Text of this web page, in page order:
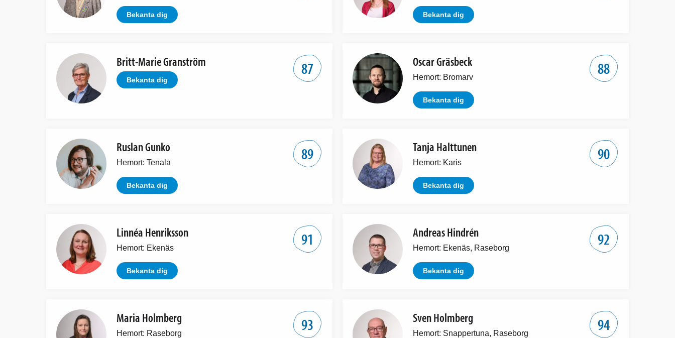
Bekanta dig Bekanta dig
87
Britt-Marie Granström
Bekanta dig
88
Oscar Gräsbeck
Hemort: Bromarv
Bekanta dig
89
Ruslan Gunko
Hemort: Tenala
Bekanta dig
90
Tanja Halttunen
Hemort: Karis
Bekanta dig
91
Linnéa Henriksson
Hemort: Ekenäs
Bekanta dig
92
Andreas Hindrén
Hemort: Ekenäs, Raseborg
Bekanta dig
93
Maria Holmberg
Hemort: Raseborg 94
Sven Holmberg
Hemort: Snappertuna, Raseborg